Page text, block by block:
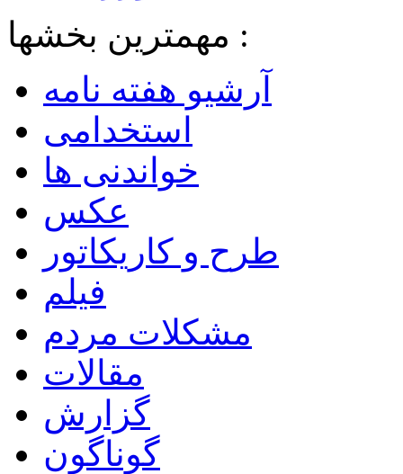
مهمترین بخشها :
آرشیو هفته نامه
استخدامی
خواندنی ها
عکس
طرح و کاریکاتور
فیلم
مشکلات مردم
مقالات
گزارش
گوناگون